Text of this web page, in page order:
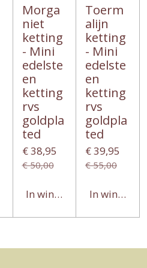
Morga
niet
ketting
- Mini
edelste
en
ketting
rvs
goldpla
ted
€ 38,95
€ 50,00
In winkelwagen
Toerm
alijn
ketting
- Mini
edelste
en
ketting
rvs
goldpla
ted
€ 39,95
€ 55,00
In